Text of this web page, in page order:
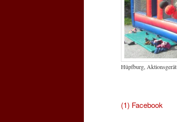
Hüpfburg, Aktionsgerät
(1) Facebook